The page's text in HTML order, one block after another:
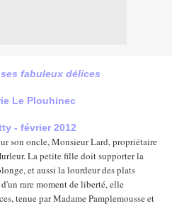
fabuleux délices
Le Plouhinec
- février 2012
son oncle, Monsieur Lard, propriétaire
La petite fille doit supporter la
et aussi la lourdeur des plats
rare moment de liberté, elle
tenue par Madame Pamplemousse et